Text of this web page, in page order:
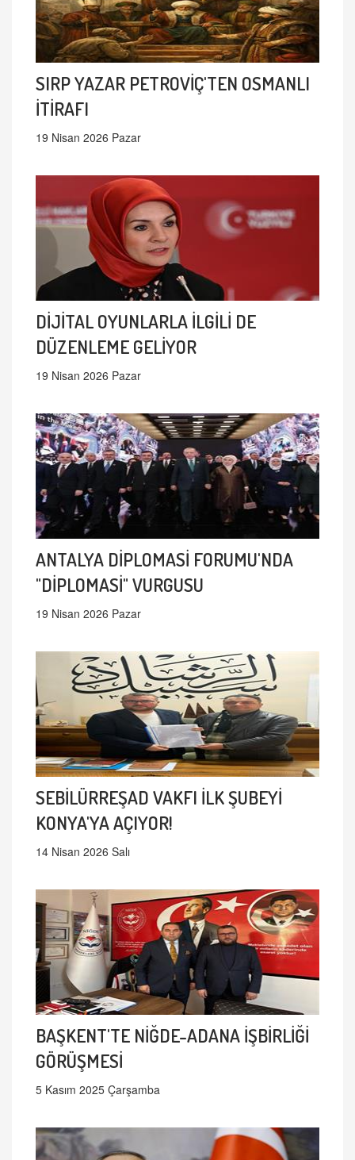
SIRP YAZAR PETROVİÇ'TEN OSMANLI
İTİRAFI
19 Nisan 2026 Pazar
DİJİTAL OYUNLARLA İLGİLİ DE
DÜZENLEME GELİYOR
19 Nisan 2026 Pazar
ANTALYA DİPLOMASİ FORUMU'NDA
"DİPLOMASİ" VURGUSU
19 Nisan 2026 Pazar
SEBİLÜRREŞAD VAKFI İLK ŞUBEYİ
KONYA'YA AÇIYOR!
14 Nisan 2026 Salı
BAŞKENT'TE NİĞDE-ADANA İŞBİRLİĞİ
GÖRÜŞMESİ
5 Kasım 2025 Çarşamba